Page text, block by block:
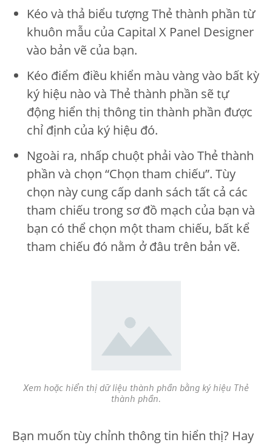
Kéo và thả biểu tượng Thẻ thành phần từ
khuôn mẫu của Capital X Panel Designer
vào bản vẽ của bạn.
Kéo điểm điều khiển màu vàng vào bất kỳ
ký hiệu nào và Thẻ thành phần sẽ tự
động hiển thị thông tin thành phần được
chỉ định của ký hiệu đó.
Ngoài ra, nhấp chuột phải vào Thẻ thành
phần và chọn “Chọn tham chiếu”. Tùy
chọn này cung cấp danh sách tất cả các
tham chiếu trong sơ đồ mạch của bạn và
bạn có thể chọn một tham chiếu, bất kể
tham chiếu đó nằm ở đâu trên bản vẽ.
Xem hoặc hiển thị dữ liệu thành phần bằng ký hiệu Thẻ
thành phần.
Bạn muốn tùy chỉnh thông tin hiển thị? Hay